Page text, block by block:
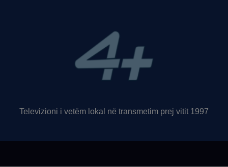
Televizioni i vetëm lokal në transmetim prej vitit 1997